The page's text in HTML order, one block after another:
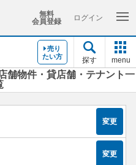
無料
会員登録
ログイン
売り
たい方
探す menu
舗物件・貸店舗・テナント一
変更
変更